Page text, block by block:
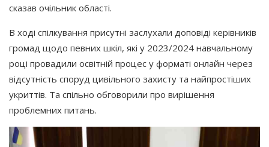
сказав очільник області.
В ході спілкування присутні заслухали доповіді керівників
громад щодо певних шкіл, які у 2023/2024 навчальному
році провадили освітній процес у форматі онлайн через
відсутність споруд цивільного захисту та найпростіших
укриттів. Та спільно обговорили про вирішення
проблемних питань.